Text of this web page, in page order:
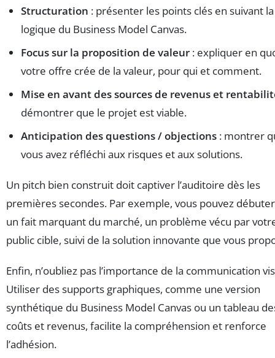
Structuration : présenter les points clés en suivant la
logique du Business Model Canvas.
Focus sur la proposition de valeur : expliquer en
votre offre crée de la valeur, pour qui et comment.
Mise en avant des sources de revenus et
démontrer que le projet est viable.
Anticipation des questions / objections : montrer
vous avez réfléchi aux risques et aux solutions.
Un pitch bien construit doit captiver l’auditoire dès les
premières secondes. Par exemple, vous pouvez
un fait marquant du marché, un problème vécu par
public cible, suivi de la solution innovante que vous
Enfin, n’oubliez pas l’importance de la communication
Utiliser des supports graphiques, comme une version
synthétique du Business Model Canvas ou un tableau
coûts et revenus, facilite la compréhension et renforce
l’adhésion.